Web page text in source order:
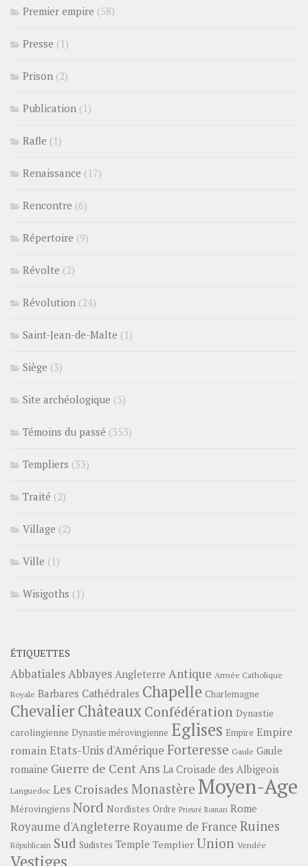
Premier empire (58)
Presse (1)
Prison (2)
Publication (1)
Rafle (1)
Renaissance (17)
Rencontre (6)
Répertoire (9)
Révolte (2)
Révolution (24)
Saint-Jean-de-Malte (1)
Siège (3)
Site archéologique (5)
Témoins du passé (353)
Templiers (33)
Traité (2)
Village (2)
Ville (1)
Wisigoths (1)
ÉTIQUETTES
Abbatiales Abbayes Angleterre Antique Armée Catholique
Royale Barbares Cathédrales Chapelle Charlemagne
ChevalierChâteauxConfédération Dynastie
carolingienne Dynastie mérovingienne Eglises Empire Empire
romainEtats-Unis d'Amérique Forteresse Gaule Gaule
romaine Guerre de Cent Ans La Croisade des Albigeois
Languedoc Les Croisades Monastère Moyen-Age
Mérovingiens Nord Nordistes Ordre Prieuré Roman Rome
Royaume d'Angleterre Royaume de France Ruines
Républicain Sud Sudistes Temple Templier Union Vendée
Vestiges